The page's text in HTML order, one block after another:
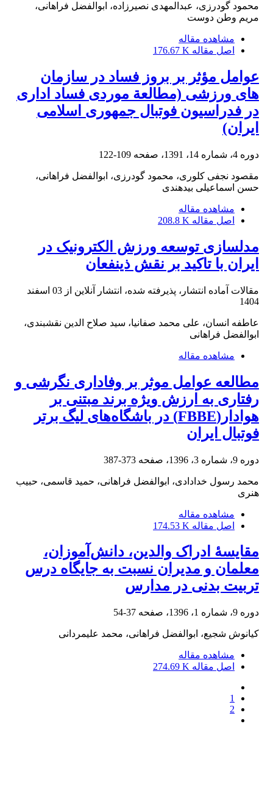
محمود گودرزی، عبدالمهدی نصیرزاده، ابوالفضل فراهانی،
مریم وطن دوست
مشاهده مقاله
اصل مقاله 176.67 K
عوامل مؤثر بر بروز فساد در سازمان
های ورزشی (مطالعة موردی فساد اداری
در فدراسیون فوتبال جمهوری اسلامی
ایران)
دوره 4، شماره 14، 1391، صفحه 109-122
مقصود نجفی کلوری، محمود گودرزی، ابوالفضل فراهانی،
حسن اسماعیلی بیدهندی
مشاهده مقاله
اصل مقاله 208.8 K
مدلسازی توسعه ورزش الکترونیک در
ایران با تاکید بر نقش ذینفعان
مقالات آماده انتشار، پذیرفته شده، انتشار آنلاین از
03 اسفند
1404
عاطفه انسان، علی محمد صفانیا، سید صلاح الدین نقشبندی،
ابوالفضل فراهانی
مشاهده مقاله
مطالعه عوامل موثر بر وفاداری نگرشی و
رفتاری به ارزش ویژه برند مبتنی بر
هوادار(FBBE) در باشگاه‌های لیگ برتر
فوتبال ایران
دوره 9، شماره 3، 1396، صفحه 373-387
محمد رسول خدادادی، ابوالفضل فراهانی، حمید قاسمی، حبیب
هنری
مشاهده مقاله
اصل مقاله 174.53 K
مقایسۀ ادراک والدین، دانش‌آموزان،
معلمان و مدیران نسبت به جایگاه درس
تربیت بدنی در مدارس
دوره 9، شماره 1، 1396، صفحه 37-54
کیانوش شجیع، ابوالفضل فراهانی، محمد علیمردانی
مشاهده مقاله
اصل مقاله 274.69 K
1
2